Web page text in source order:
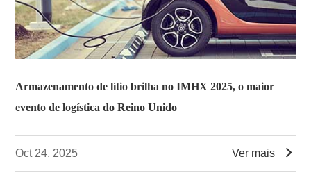
Armazenamento de lítio brilha no IMHX 2025, o maior
evento de logística do Reino Unido
Oct 24, 2025 Ver mais 